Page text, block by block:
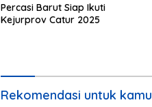
Percasi Barut Siap Ikuti
Kejurprov Catur 2025
Rekomendasi untuk kamu